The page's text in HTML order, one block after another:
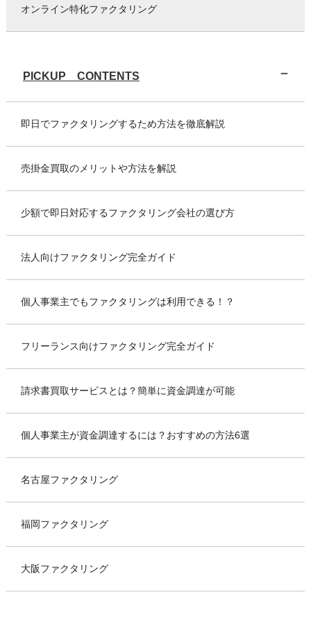
オンライン特化ファクタリング
PICKUP CONTENTS
即日でファクタリングするため方法を徹底解説
売掛金買取のメリットや方法を解説
少額で即日対応するファクタリング会社の選び方
法人向けファクタリング完全ガイド
個人事業主でもファクタリングは利用できる！？
フリーランス向けファクタリング完全ガイド
請求書買取サービスとは？簡単に資金調達が可能
個人事業主が資金調達するには？おすすめの方法6選
名古屋ファクタリング
福岡ファクタリング
大阪ファクタリング